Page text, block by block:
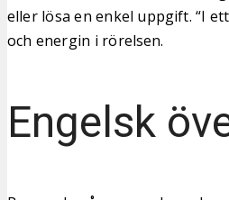
eller lösa en enkel uppgift. “I
och energin i rörelsen.
Engelsk